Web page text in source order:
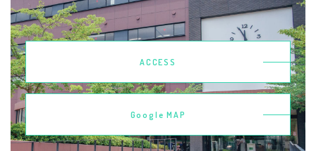
ACCESS
Google MAP